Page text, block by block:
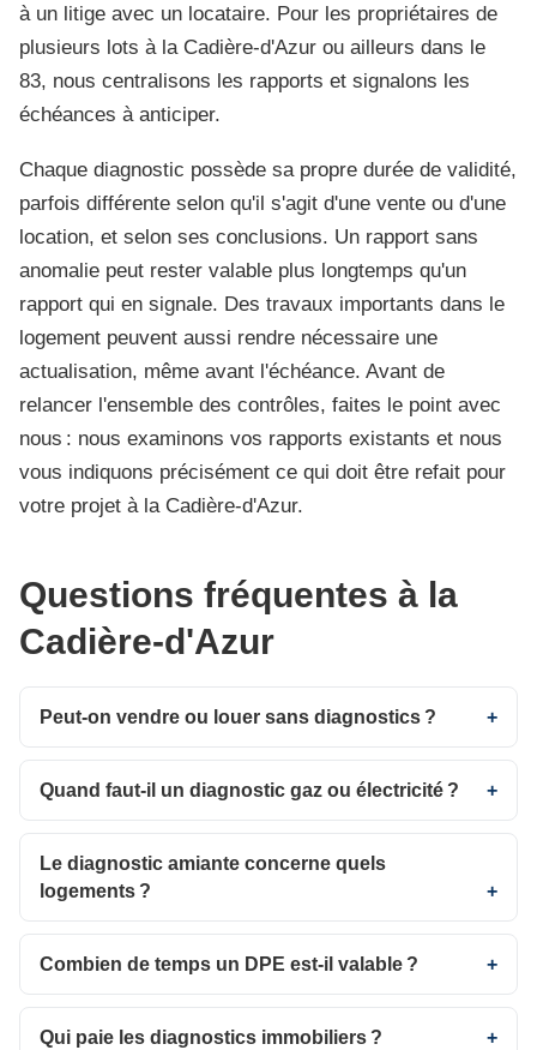
à un litige avec un locataire. Pour les propriétaires de
plusieurs lots à la Cadière-d'Azur ou ailleurs dans le
83, nous centralisons les rapports et signalons les
échéances à anticiper.
Chaque diagnostic possède sa propre durée de validité,
parfois différente selon qu'il s'agit d'une vente ou d'une
location, et selon ses conclusions. Un rapport sans
anomalie peut rester valable plus longtemps qu'un
rapport qui en signale. Des travaux importants dans le
logement peuvent aussi rendre nécessaire une
actualisation, même avant l'échéance. Avant de
relancer l'ensemble des contrôles, faites le point avec
nous : nous examinons vos rapports existants et nous
vous indiquons précisément ce qui doit être refait pour
votre projet à la Cadière-d'Azur.
Questions fréquentes à la
Cadière-d'Azur
Peut-on vendre ou louer sans diagnostics ?
Quand faut-il un diagnostic gaz ou électricité ?
Le diagnostic amiante concerne quels
logements ?
Combien de temps un DPE est-il valable ?
Qui paie les diagnostics immobiliers ?